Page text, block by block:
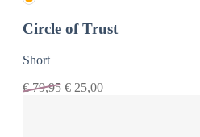
Circle of Trust
Short
€79,95 € 25,00